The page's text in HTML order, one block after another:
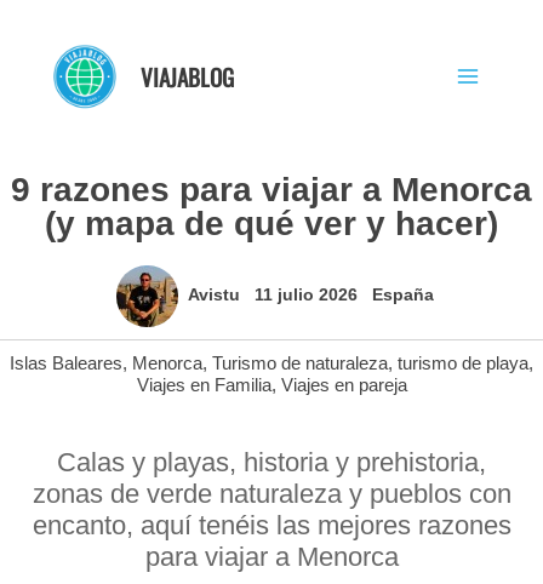
contenido
VIAJABLOG
9 razones para viajar a Menorca
(y mapa de qué ver y hacer)
Avistu 11 julio 2026 España
Islas Baleares, Menorca, Turismo de naturaleza, turismo de playa,
Viajes en Familia, Viajes en pareja
Calas y playas, historia y prehistoria,
zonas de verde naturaleza y pueblos con
encanto, aquí tenéis las mejores razones
para viajar a Menorca